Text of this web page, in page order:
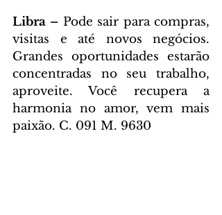
Libra – Pode sair para compras,
visitas e até novos negócios.
Grandes oportunidades estarão
concentradas no seu trabalho,
aproveite. Você recupera a
harmonia no amor, vem mais
paixão. C. 091 M. 9630